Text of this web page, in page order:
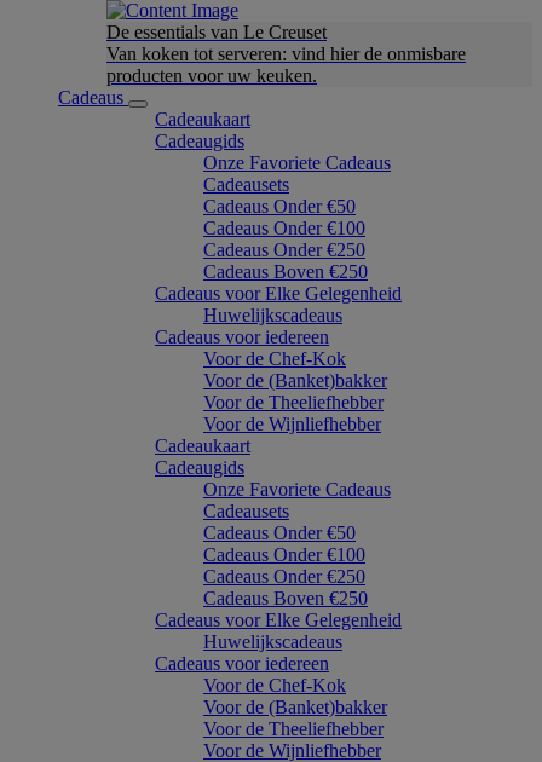
De essentials van Le Creuset
Van koken tot serveren: vind hier de onmisbare
producten voor uw keuken.
Cadeaus
Cadeaukaart
Cadeaugids
Onze Favoriete Cadeaus
Cadeausets
Cadeaus Onder €50
Cadeaus Onder €100
Cadeaus Onder €250
Cadeaus Boven €250
Cadeaus voor Elke Gelegenheid
Huwelijkscadeaus
Cadeaus voor iedereen
Voor de Chef-Kok
Voor de (Banket)bakker
Voor de Theeliefhebber
Voor de Wijnliefhebber
Cadeaukaart
Cadeaugids
Onze Favoriete Cadeaus
Cadeausets
Cadeaus Onder €50
Cadeaus Onder €100
Cadeaus Onder €250
Cadeaus Boven €250
Cadeaus voor Elke Gelegenheid
Huwelijkscadeaus
Cadeaus voor iedereen
Voor de Chef-Kok
Voor de (Banket)bakker
Voor de Theeliefhebber
Voor de Wijnliefhebber